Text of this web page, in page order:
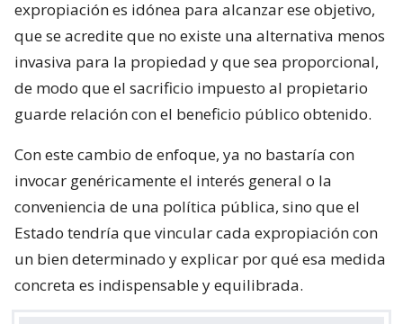
expropiación es idónea para alcanzar ese objetivo,
que se acredite que no existe una alternativa menos
invasiva para la propiedad y que sea proporcional,
de modo que el sacrificio impuesto al propietario
guarde relación con el beneficio público obtenido.
Con este cambio de enfoque, ya no bastaría con
invocar genéricamente el interés general o la
conveniencia de una política pública, sino que el
Estado tendría que vincular cada expropiación con
un bien determinado y explicar por qué esa medida
concreta es indispensable y equilibrada.